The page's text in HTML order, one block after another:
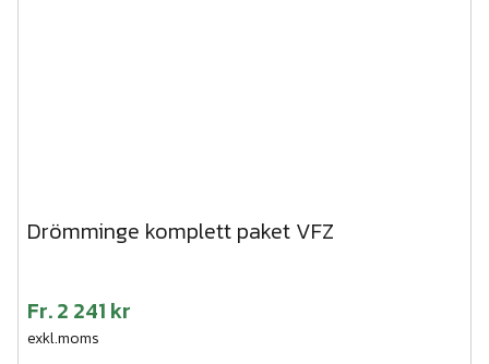
Drömminge komplett paket VFZ
Fr.2 241 kr
exkl.moms